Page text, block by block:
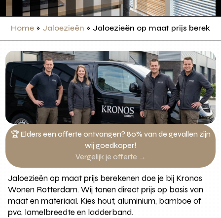
Home » Jaloezieën » Jaloezieën op maat prijs
🏆 Elders een offerte ontvangen? 80% van de gevallen zijn
wij goedkoper!
Vergelijk je offerte →
Jaloezieën op maat prijs berekenen doe je bij Kronos
Wonen Rotterdam. Wij tonen direct prijs op basis van
maat en materiaal. Kies hout, aluminium, bamboe of
pvc, lamelbreedte en ladderband.